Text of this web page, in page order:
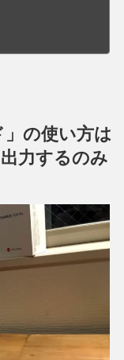
」の使い方は
力するのみ